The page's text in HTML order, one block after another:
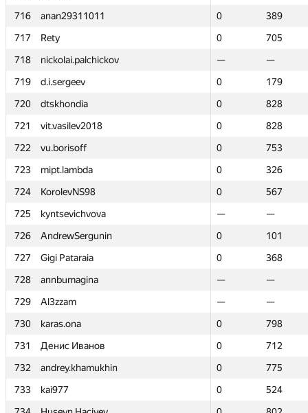
716
anan29311011 0
389
717
Rety 0
705
718
nickolai.palchickov —
—
719
d.i.sergeev 0
179
720
dtskhondia 0
828
721
vit.vasilev2018 0
828
722
vu.borisoff 0
753
723
mipt.lambda 0
326
724
KorolevNS98 0
567
725
kyntsevichvova —
—
726
AndrewSergunin 0
101
727
Gigi Pataraia 0
368
728
annbumagina —
—
729
Al3zzam —
—
730
karas.ona 0
798
731
Денис Иванов 0
712
732
andrey.khamukhin 0
775
733
kai977 0
524
716
anan29311011 0
389
717
Rety 0
705
718
nickolai.palchickov —
—
719
d.i.sergeev 0
179
720
dtskhondia 0
828
721
vit.vasilev2018 0
828
722
vu.borisoff 0
753
723
mipt.lambda 0
326
724
KorolevNS98 0
567
725
kyntsevichvova —
—
726
AndrewSergunin 0
101
727
Gigi Pataraia 0
368
728
annbumagina —
—
729
Al3zzam —
—
730
karas.ona 0
798
731
Денис Иванов 0
712
732
andrey.khamukhin 0
775
733
kai977 0
524